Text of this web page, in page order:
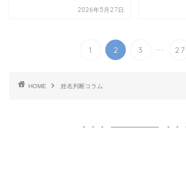
2026年5月27日
1 2 3 ... 27
HOME 姓名判断コラム